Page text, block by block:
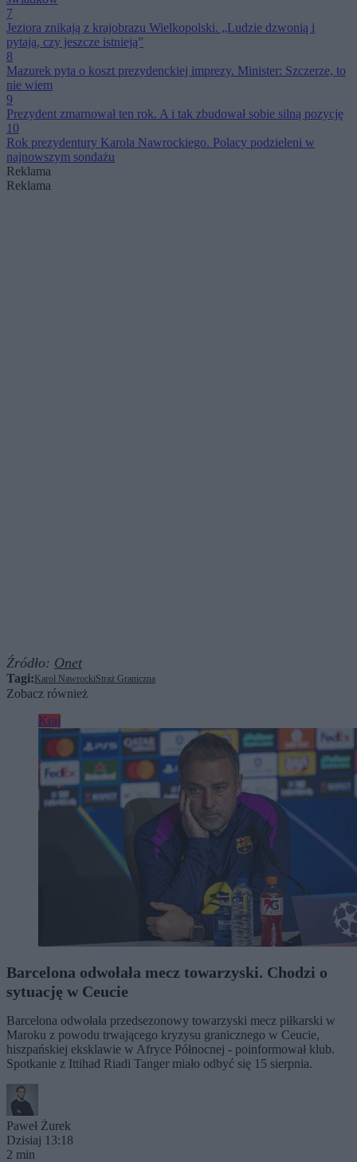
7
Jeziora znikają z krajobrazu Wielkopolski. „Ludzie dzwonią i
pytają, czy jeszcze istnieją”
8
Mazurek pyta o koszt prezydenckiej imprezy. Minister: Szczerze, to
nie wiem
9
Prezydent zmarnował ten rok. A i tak zbudował sobie silną pozycję
10
Rok prezydentury Karola Nawrockiego. Polacy podzieleni w
najnowszym sondażu
Reklama
Reklama
Źródło: Onet
Tagi: Karol NawrockiStraż Graniczna
Zobacz również
Kraj
Barcelona odwołała mecz towarzyski. Chodzi o
sytuację w Ceucie
Barcelona odwołała przedsezonowy towarzyski mecz piłkarski w
Maroku z powodu trwającego kryzysu granicznego w Ceucie,
hiszpańskiej eksklawie w Afryce Północnej - poinformował klub.
Spotkanie z Ittihad Riadi Tanger miało odbyć się 15 sierpnia.
Paweł Żurek
Dzisiaj 13:18
2 min